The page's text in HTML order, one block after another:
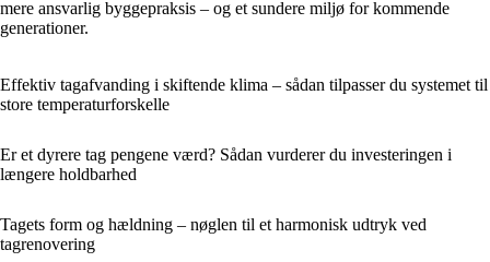
mere ansvarlig byggepraksis – og et sundere miljø for kommende
generationer.
Effektiv tagafvanding i skiftende klima – sådan tilpasser du systemet til
store temperaturforskelle
Er et dyrere tag pengene værd? Sådan vurderer du investeringen i
længere holdbarhed
Tagets form og hældning – nøglen til et harmonisk udtryk ved
tagrenovering